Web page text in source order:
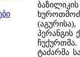
პერანგის
ტაძარმა